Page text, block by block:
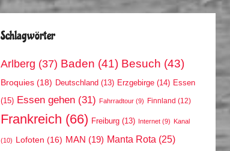
Schlagwörter
Arlberg (37) Baden (41) Besuch (43)
Broquies (18) Deutschland (13) Erzgebirge (14) Essen
(15) Essen gehen (31) Fahrradtour (9) Finnland (12)
Frankreich (66) Freiburg (13) Internet (9) Kanal
(10) Lofoten (16) MAN (19) Manta Rota (25)